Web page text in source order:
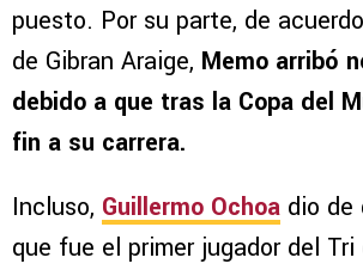
puesto. Por su parte, de
de Gibran Araige, Memo arribó
debido a que tras la Copa del
fin a su carrera.
Incluso, Guillermo Ochoa dio de
que fue el primer jugador del Tri